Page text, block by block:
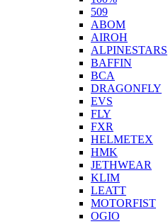
509
ABOM
AIROH
ALPINESTARS
BAFFIN
BCA
DRAGONFLY
EVS
FLY
FXR
HELMETEX
HMK
JETHWEAR
KLIM
LEATT
MOTORFIST
OGIO